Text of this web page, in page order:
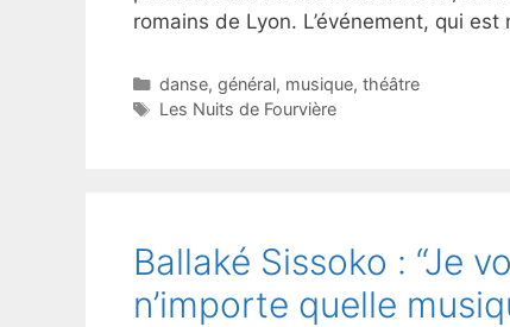
romains de Lyon. L’événement, qui
Catégories
danse, général, musique, théâtre
Étiquettes
Les Nuits de Fourvière
Ballaké Sissoko : “Je
n’importe quelle